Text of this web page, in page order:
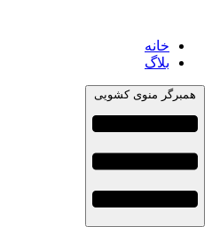
خانه
بلاگ
همبرگر منوی کشویی